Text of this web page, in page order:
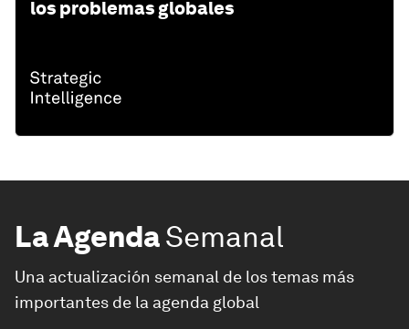
los problemas globales
La AgendaSemanal
Una actualización semanal de los temas más
importantes de la agenda global